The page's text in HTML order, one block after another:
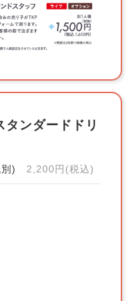
タンダードドリ
) 2,200円(税込)